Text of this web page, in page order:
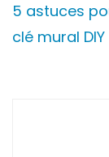
5 astuces
clé mural DIY